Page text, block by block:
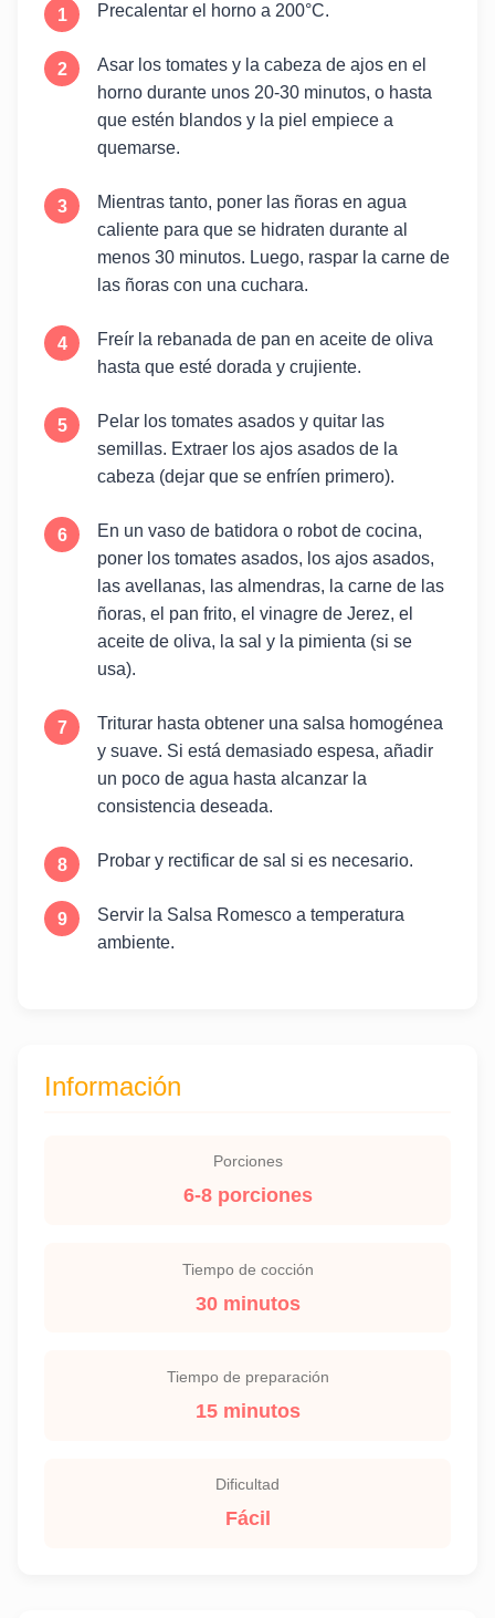
Precalentar el horno a 200°C.
Asar los tomates y la cabeza de ajos en el
horno durante unos 20-30 minutos, o hasta
que estén blandos y la piel empiece a
quemarse.
Mientras tanto, poner las ñoras en agua
caliente para que se hidraten durante al
menos 30 minutos. Luego, raspar la carne de
las ñoras con una cuchara.
Freír la rebanada de pan en aceite de oliva
hasta que esté dorada y crujiente.
Pelar los tomates asados y quitar las
semillas. Extraer los ajos asados de la
cabeza (dejar que se enfríen primero).
En un vaso de batidora o robot de cocina,
poner los tomates asados, los ajos asados,
las avellanas, las almendras, la carne de las
ñoras, el pan frito, el vinagre de Jerez, el
aceite de oliva, la sal y la pimienta (si se
usa).
Triturar hasta obtener una salsa homogénea
y suave. Si está demasiado espesa, añadir
un poco de agua hasta alcanzar la
consistencia deseada.
Probar y rectificar de sal si es necesario.
Servir la Salsa Romesco a temperatura
ambiente.
Información
Porciones
6-8 porciones
Tiempo de cocción
30 minutos
Tiempo de preparación
15 minutos
Dificultad
Fácil